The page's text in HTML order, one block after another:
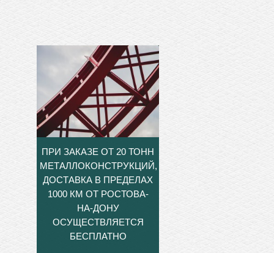
ПРИ ЗАКАЗЕ ОТ 20 ТОНН
МЕТАЛЛОКОНСТРУКЦИЙ,
ДОСТАВКА В ПРЕДЕЛАХ
1000 КМ ОТ РОСТОВА-
НА-ДОНУ
ОСУЩЕСТВЛЯЕТСЯ
БЕСПЛАТНО